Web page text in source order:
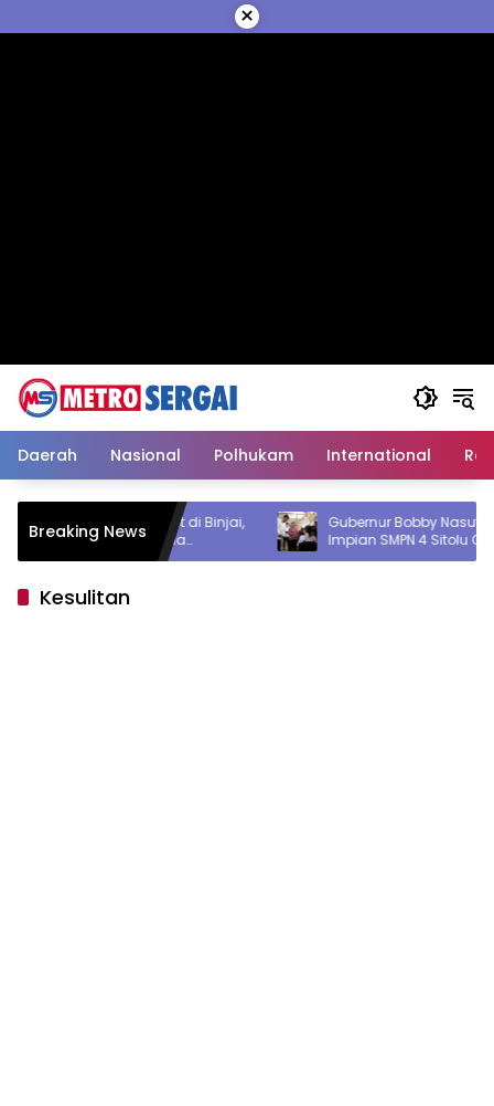
ke
×
Daerah Nasional Polhukam International
Breaking News
Aset di Binjai,
Ria
Gubernur Bobby Nasution Wujudkan
Impian SMPN 4 Sitolu Ori Miliki Gedung
Permanen
Kesulitan